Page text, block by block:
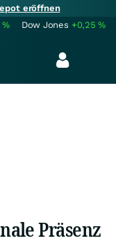
eröffnen
% Dow Jones +0,25%
Präsenz